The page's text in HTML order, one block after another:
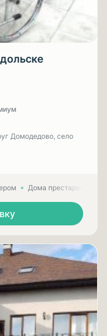
Домодедово, село
Дома престарелых